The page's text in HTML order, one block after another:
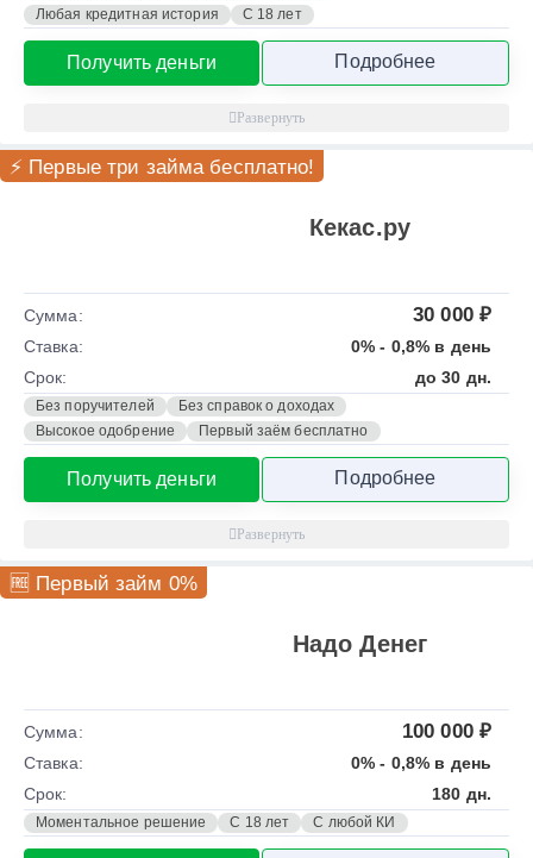
Любая кредитная история
С 18 лет
Получить деньги Подробнее
⚡ Первые три займа бесплатно!
Кекас.ру
Сумма: 30 000 ₽
Ставка:
0% - 0,8% в день
Срок:
до 30 дн.
Без поручителей
Без справок о доходах
Высокое одобрение
Первый заём бесплатно
Получить деньги Подробнее
🆓 Первый займ 0%
Надо Денег
Сумма: 100 000 ₽
Ставка:
0% - 0,8% в день
Срок:
180 дн.
Моментальное решение С 18 лет С любой КИ